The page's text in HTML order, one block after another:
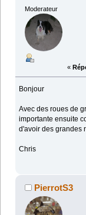
Moderateur
«
Bonjour
Avec des roues de
importante ensuite
d'avoir des
Chris
PierrotS3